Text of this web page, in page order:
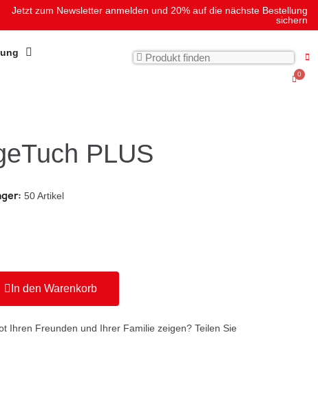
Jetzt zum Newsletter anmelden und 20% auf die nächste Bestellung
sichern
PLUS
50 Artikel
In den Warenkorb
Ihren Freunden und Ihrer Familie zeigen? Teilen Sie